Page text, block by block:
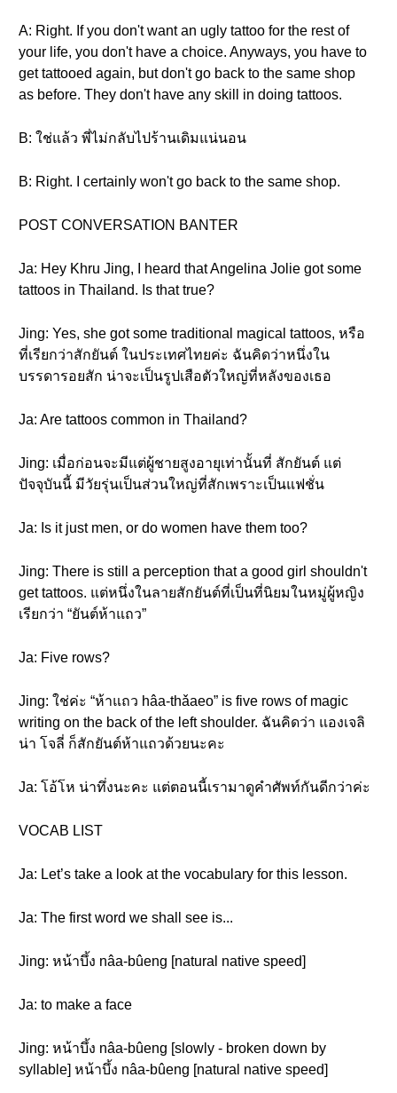
A: Right. If you don't want an ugly tattoo for the rest of
your life, you don't have a choice. Anyways, you have to
get tattooed again, but don't go back to the same shop
as before. They don't have any skill in doing tattoos.
B: ใช่แล้ว พี่ไม่กลับไปร้านเดิมแน่นอน
B: Right. I certainly won't go back to the same shop.
POST CONVERSATION BANTER
Ja: Hey Khru Jing, I heard that Angelina Jolie got some
tattoos in Thailand. Is that true?
Jing: Yes, she got some traditional magical tattoos, หรือ
ที่เรียกว่าสักยันต์ ในประเทศไทยค่ะ ฉันคิดว่าหนึ่งใน
บรรดารอยสัก น่าจะเป็นรูปเสือตัวใหญ่ที่หลังของเธอ
Ja: Are tattoos common in Thailand?
Jing: เมื่อก่อนจะมีแต่ผู้ชายสูงอายุเท่านั้นที่ สักยันต์ แต่
ปัจจุบันนี้ มีวัยรุ่นเป็นส่วนใหญ่ที่สักเพราะเป็นแฟชั่น
Ja: Is it just men, or do women have them too?
Jing: There is still a perception that a good girl shouldn't
get tattoos. แต่หนึ่งในลายสักยันต์ที่เป็นที่นิยมในหมู่ผู้หญิง
เรียกว่า “ยันต์ห้าแถว”
Ja: Five rows?
Jing: ใช่ค่ะ “ห้าแถว hâa-thǎaeo” is five rows of magic
writing on the back of the left shoulder. ฉันคิดว่า แองเจลิ
น่า โจลี่ ก็สักยันต์ห้าแถวด้วยนะคะ
Ja: โอ้โห น่าทึ่งนะคะ แต่ตอนนี้เรามาดูคำศัพท์กันดีกว่าค่ะ
VOCAB LIST
Ja: Let’s take a look at the vocabulary for this lesson.
Ja: The first word we shall see is...
Jing: หน้าบึ้ง nâa-bûeng [natural native speed]
Ja: to make a face
Jing: หน้าบึ้ง nâa-bûeng [slowly - broken down by
syllable] หน้าบึ้ง nâa-bûeng [natural native speed]